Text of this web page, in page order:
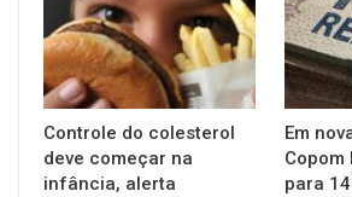
Controle do colesterol
deve começar na
infância, alerta
Em
Copom
para